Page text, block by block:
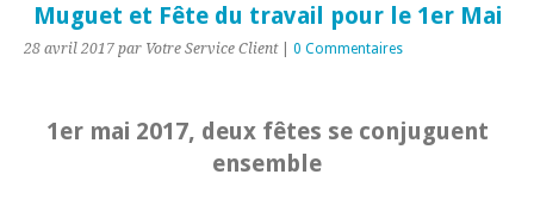
Muguet et Fête du travail pour le 1er Mai
28 avril 2017 par Votre Service Client| 0 Commentaires
1er mai 2017, deux fêtes se conjuguent
ensemble